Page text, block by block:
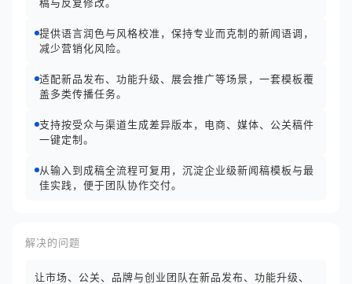
提供语言润色与风格校准，保持专业而克制的新闻语调，
减少营销化风险。
适配新品发布、功能升级、展会推广等场景，一套模板覆
盖多类传播任务。
支持按受众与渠道生成差异版本，电商、媒体、公关稿件
一键定制。
从输入到成稿全流程可复用，沉淀企业级新闻稿模板与最
佳实践，便于团队协作交付。
解决的问题
让市场、公关、品牌与创业团队在新品发布、功能升级、